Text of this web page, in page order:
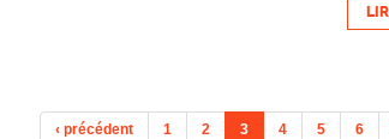
‹ précédent 1 2 3 4 5 6